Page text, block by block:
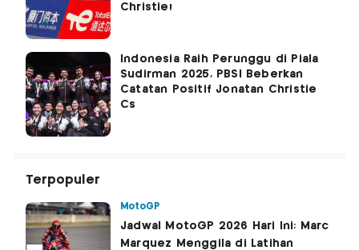
Christie!
Indonesia Raih Perunggu di Piala
Sudirman 2025, PBSI Beberkan
Catatan Positif Jonatan Christie
Cs
Terpopuler
MotoGP
Jadwal MotoGP 2026 Hari Ini: Marc
Marquez Menggila di Latihan